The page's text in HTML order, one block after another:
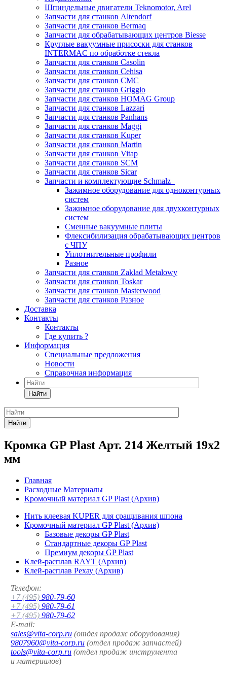
Шпиндельные двигатели Teknomotor, Arel
Запчасти для станков Altendorf
Запчасти для станков Bermaq
Запчасти для обрабатывающих центров Biesse
Круглые вакуумные присоски для станков
INTERMAC по обработке стекла
Запчасти для станков Casolin
Запчасти для станков Cehisa
Запчасти для станков CMC
Запчасти для станков Griggio
Запчасти для станков HOMAG Group
Запчасти для станков Lazzari
Запчасти для станков Panhans
Запчасти для станков Maggi
Запчасти для станков Kuper
Запчасти для станков Martin
Запчасти для станков Vitap
Запчасти для станков SCM
Запчасти для станков Sicar
Запчасти и комплектующие Schmalz
Зажимное оборудование для одноконтурных
систем
Зажимное оборудование для двухконтурных
систем
Сменные вакуумные плиты
Флексибилизация обрабатывающих центров
с ЧПУ
Уплотнительные профили
Разное
Запчасти для станков Zaklad Metalowy
Запчасти для станков Toskar
Запчасти для станков Masterwood
Запчасти для станков Разное
Доставка
Контакты
Контакты
Где купить ?
Информация
Специальные предложения
Новости
Справочная информация
Найти
Найти
Кромка GP Plast Арт. 214 Желтый 19x2
мм
Главная
Расходные Материалы
Кромочный материал GP Plast (Архив)
Нить клеевая KUPER для сращивания шпона
Кромочный материал GP Plast (Архив)
Базовые декоры GP Plast
Стандартные декоры GP Plast
Премиум декоры GP Plast
Клей-расплав RAYT (Архив)
Клей-расплав Рехау (Архив)
Телефон:
+7 (495) 980-79-60
+7 (495) 980-79-61
+7 (495) 980-79-62
E-mail:
sales@vita-corp.ru (отдел продаж оборудования)
9807960@vita-corp.ru (отдел продаж запчастей)
tools@vita-corp.ru (отдел продаж инструмента
и материалов)